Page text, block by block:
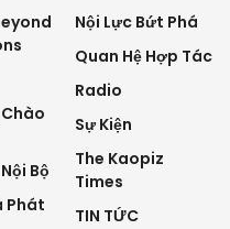
Bộ
Phát
Nội Lực Bứt Phá
Quan Hệ Hợp Tác
Radio
Sự Kiện
The Kaopiz
Times
TIN TỨC